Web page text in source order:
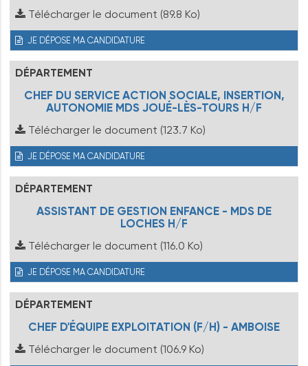
Télécharger le document (89.8 Ko)
JE DÉPOSE MA CANDIDATURE
DÉPARTEMENT
CHEF DU SERVICE ACTION SOCIALE, INSERTION,
AUTONOMIE MDS JOUÉ-LÈS-TOURS H/F
Télécharger le document (123.7 Ko)
JE DÉPOSE MA CANDIDATURE
DÉPARTEMENT
ASSISTANT DE GESTION ENFANCE - MDS DE
LOCHES H/F
Télécharger le document (116.0 Ko)
JE DÉPOSE MA CANDIDATURE
DÉPARTEMENT
CHEF D'ÉQUIPE EXPLOITATION (F/H) - AMBOISE
Télécharger le document (106.9 Ko)